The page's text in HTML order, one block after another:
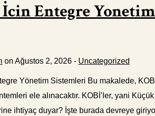
Entegre
on Ağustos 2, 2026 - Uncategorized
Yönetim Sistemleri Bu makalede,
ele alınacaktır. KOBİ’ler, yani
ihtiyaç duyar? İşte burada devreye